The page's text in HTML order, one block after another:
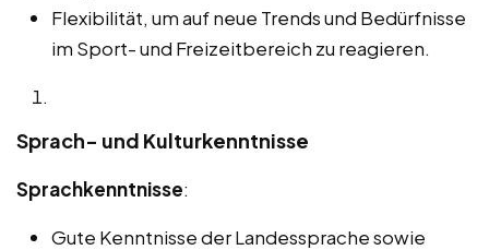
Flexibilität, um auf neue Trends und Bedürfnisse
im Sport- und Freizeitbereich zu reagieren.
Sprach- und Kulturkenntnisse
Sprachkenntnisse:
Gute Kenntnisse der Landessprache sowie